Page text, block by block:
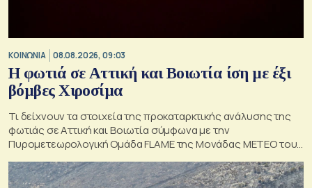
ΚΟΙΝΩΝΙΑ 08.08.2026, 09:03
Η φωτιά σε Αττική και Βοιωτία ίση με έξι
βόμβες Χιροσίμα
Τι δείχνουν τα στοιχεία της προκαταρκτικής ανάλυσης της
φωτιάς σε Αττική και Βοιωτία σύμφωνα με την
Πυρομετεωρολογική Ομάδα FLAME της Μονάδας ΜΕΤΕΟ του
Εθνικού Αστεροσκοπείου Αθηνών.